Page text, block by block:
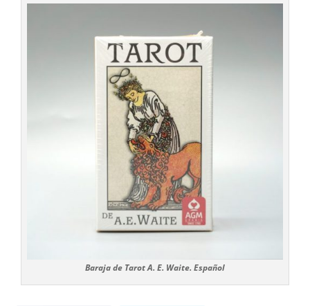
Baraja de Tarot A. E. Waite. Español